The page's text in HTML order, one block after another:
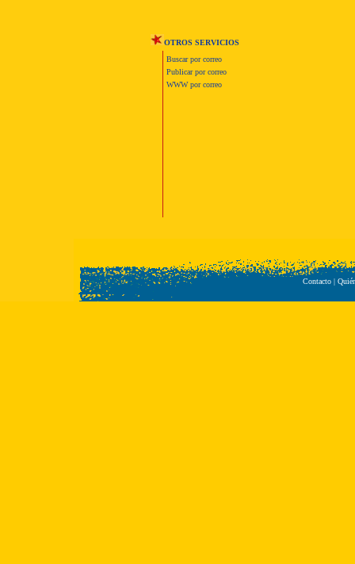
OTROS SERVICIOS
Buscar por correo
Publicar por correo
WWW por correo
Contacto|